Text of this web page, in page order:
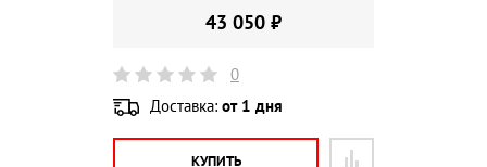
43 050 ₽
0
Доставка: от 1 дня
КУПИТЬ